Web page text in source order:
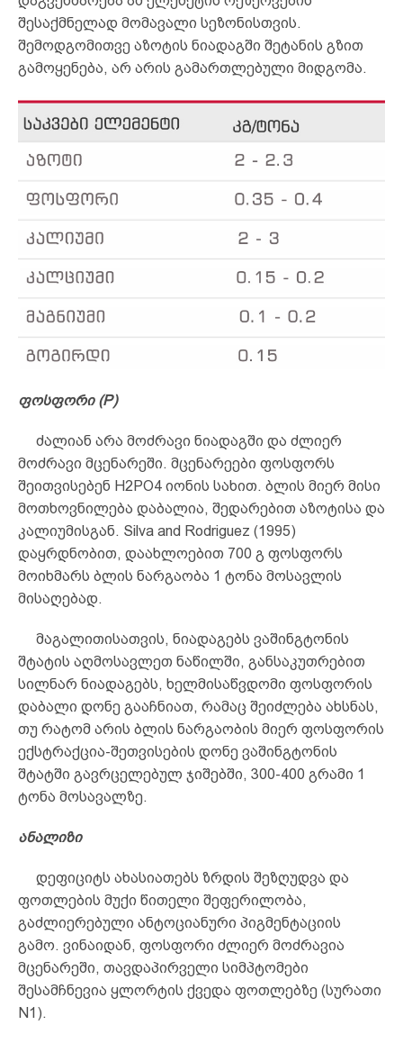
შესაქმნელად მომავალი სეზონისთვის.
შემოდგომითვე აზოტის ნიადაგში შეტანის გზით
გამოყენება, არ არის გამართლებული მიდგომა.
ფოსფორი(P)
ძალიან არა მოძრავი ნიადაგში და ძლიერ
მოძრავი მცენარეში. მცენარეები ფოსფორს
შეითვისებენ H2PO4 იონის სახით. ბლის მიერ მისი
მოთხოვნილება დაბალია, შედარებით აზოტისა და
კალიუმისგან. Silva and Rodriguez (1995)
დაყრდნობით, დაახლოებით 700 გ ფოსფორს
მოიხმარს ბლის ნარგაობა 1 ტონა მოსავლის
მისაღებად.
მაგალითისათვის, ნიადაგებს ვაშინგტონის
შტატის აღმოსავლეთ ნაწილში, განსაკუთრებით
სილნარ ნიადაგებს, ხელმისაწვდომი ფოსფორის
დაბალი დონე გააჩნიათ, რამაც შეიძლება ახსნას,
თუ რატომ არის ბლის ნარგაობის მიერ ფოსფორის
ექსტრაქცია-შეთვისების დონე ვაშინგტონის
შტატში გავრცელებულ ჯიშებში, 300-400 გრამი 1
ტონა მოსავალზე.
ანალიზი
დეფიციტს ახასიათებს ზრდის შეზღუდვა და
ფოთლების მუქი წითელი შეფერილობა,
გაძლიერებული ანტოციანური პიგმენტაციის
გამო. ვინაიდან, ფოსფორი ძლიერ მოძრავია
მცენარეში, თავდაპირველი სიმპტომები
შესამჩნევია ყლორტის ქვედა ფოთლებზე (სურათი
N1).